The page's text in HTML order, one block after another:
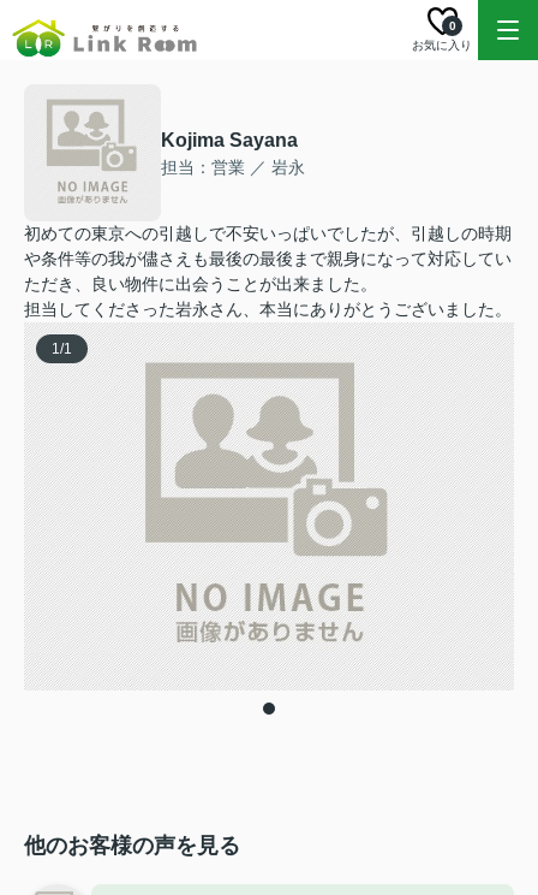
お気に入り
0
Kojima Sayana
担当：営業 ／ 岩永
初めての東京への引越しで不安いっぱいでしたが、引越しの時期
や条件等の我が儘さえも最後の最後まで親身になって対応してい
ただき、良い物件に出会うことが出来ました。
担当してくださった岩永さん、本当にありがとうございました。
1/1
他のお客様の声を見る